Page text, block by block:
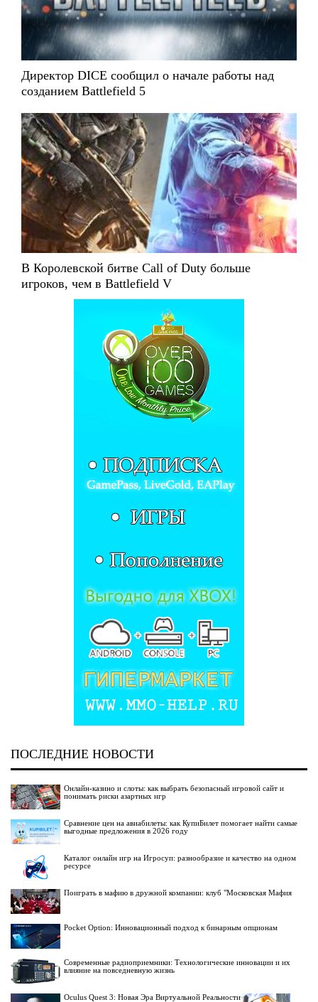
Директор DICE сообщил о начале работы над
созданием Battlefield 5
В Королевской битве Call of Duty больше
игроков, чем в Battlefield V
ПОСЛЕДНИЕ НОВОСТИ
Онлайн-казино и слоты: как выбрать безопасный игровой сайт и
понимать риски азартных игр
Сравнение цен на авиабилеты: как КупиБилет помогает найти самые
выгодные предложения в 2026 году
Каталог онлайн игр на Игросуп: разнообразие и качество на одном
ресурсе
Поиграть в мафию в дружной компании: клуб "Московская Мафия
Pocket Option: Инновационный подход к бинарным опционам
Современные радиоприемники: Технологические инновации и их
влияние на повседневную жизнь
Oculus Quest 3: Новая Эра Виртуальной Реальности